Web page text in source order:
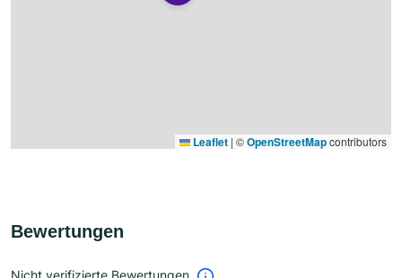
Leaflet | ©OpenStreetMapcontributors
Bewertungen